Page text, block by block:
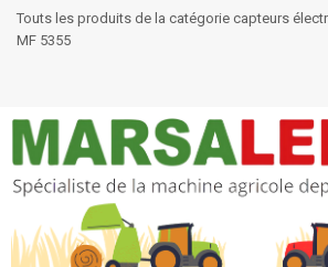
Touts les produits de la catégorie capteurs
MF 5355